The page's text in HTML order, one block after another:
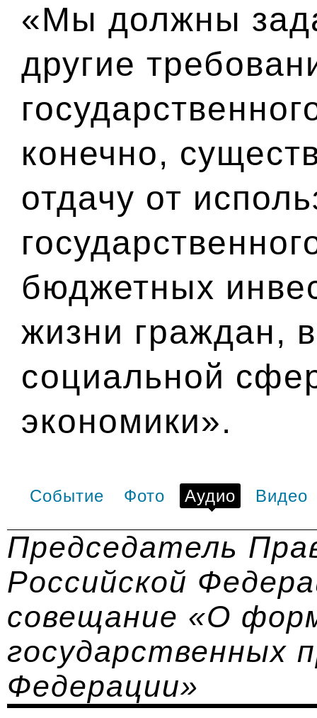
«Мы должны
другие
конечно,
отдачу от
бюджетных
жизни граждан,
социальной
экономики».
Событие Фото Аудио Видео
Председатель
Российской
совещание «О
государственных
Федерации»